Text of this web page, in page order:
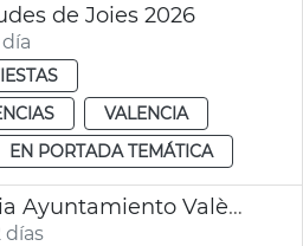
de Joies 2026
VALENCIA
EN PORTADA TEMÁTICA
Dispositivo limpia Ayuntamiento València eclipse solar
días